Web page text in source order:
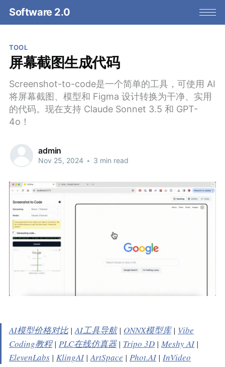
Software 2.0
TOOL
屏幕截图生成代码
Screenshot-to-code是一个简单的工具，可使用 AI
将屏幕截图、模型和 Figma 设计转换为干净、实用
的代码。现在支持 Claude Sonnet 3.5 和 GPT-
4o！
admin
Nov 25, 2024 • 3 min read
AI模型价格对比|AI工具导航| ONNX模型库| Vibe
Coding教程| PLC在线仿真器| Tripo 3D| Meshy AI|
ElevenLabs| KlingAI|ArtSpace | Phot.AI| InVideo